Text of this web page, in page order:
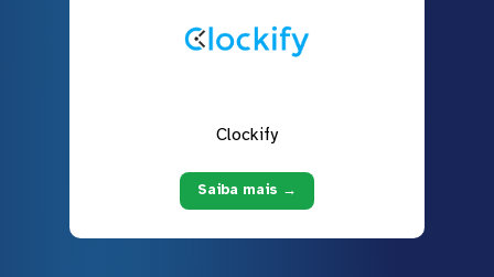
Clockify
Saiba mais →